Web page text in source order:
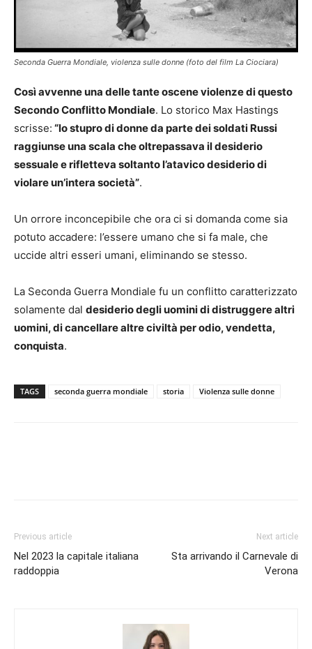
Seconda Guerra Mondiale, violenza sulle donne (foto del film La Ciociara)
Così avvenne una delle tante oscene violenze di questo
Secondo Conflitto Mondiale. Lo storico Max Hastings
scrisse: “lo stupro di donne da parte dei soldati Russi
raggiunse una scala che oltrepassava il desiderio
sessuale e rifletteva soltanto l’atavico desiderio di
violare un’intera società”.
Un orrore inconcepibile che ora ci si domanda come sia
potuto accadere: l’essere umano che si fa male, che
uccide altri esseri umani, eliminando se stesso.
La Seconda Guerra Mondiale fu un conflitto caratterizzato
solamente dal desiderio degli uomini di distruggere altri
uomini, di cancellare altre civiltà per odio, vendetta,
conquista.
TAGS seconda guerra mondiale storia Violenza sulle donne
Previous article
Nel 2023 la capitale italiana
raddoppia
Next article
Sta arrivando il Carnevale di
Verona